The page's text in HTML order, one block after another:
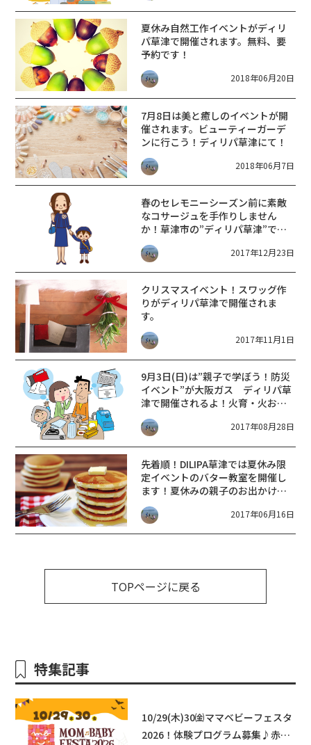
夏休み自然工作イベントがディリ
パ草津で開催されます。無料、要
予約です！
2018年06月20日
7月8日は美と癒しのイベントが開
催されます。ビューティーガーデ
ンに行こう！ディリパ草津にて！
2018年06月7日
春のセレモニーシーズン前に素敵
なコサージュを手作りしません
か！草津市の”ディリパ草津”で開
催です。
2017年12月23日
クリスマスイベント！スワッグ作
りがディリパ草津で開催されま
す。
2017年11月1日
9月3日(日)は”親子で学ぼう！防災
イベント”が大阪ガス ディリパ草
津で開催されるよ！火育・火おこ
し体験や防災クッキングもあるよ
2017年08月28日
先着順！DILIPA草津では夏休み限
定イベントのバター教室を開催し
ます！夏休みの親子のお出かけに
どうぞ♫
2017年06月16日
TOPページに戻る
特集記事
10/29(木)30㈮ママベビーフェスタ
2026！体験プログラム募集♪赤ち